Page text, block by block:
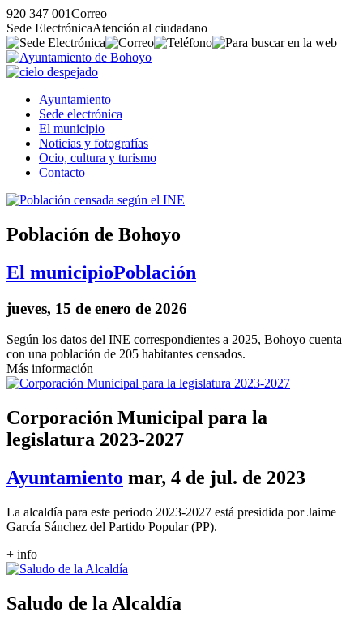
920 347 001Correo
Sede ElectrónicaAtención al ciudadano
Ayuntamiento
Sede electrónica
El municipio
Noticias y fotografías
Ocio, cultura y turismo
Contacto
Población de Bohoyo
El municipioPoblación
jueves, 15 de enero de 2026
Según los datos del INE correspondientes a 2025, Bohoyo cuenta
con una población de 205 habitantes censados.
Más información
Corporación Municipal para la
legislatura 2023-2027
Ayuntamiento mar, 4 de jul. de 2023
La alcaldía para este periodo 2023-2027 está presidida por Jaime
García Sánchez del Partido Popular (PP).
+ info
Saludo de la Alcaldía